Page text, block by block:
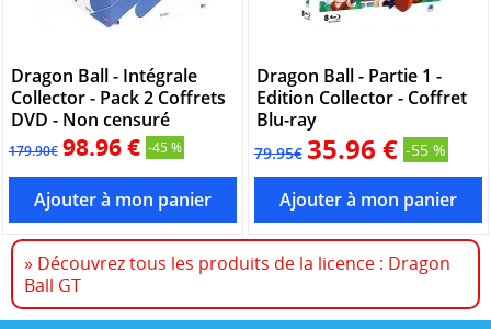
Dragon Ball - Intégrale
Collector - Pack 2 Coffrets
DVD - Non censuré
179.90€ 98.96 € -45 %
Dragon Ball - Partie 1 -
Edition Collector - Coffret
Blu-ray
79.95€ 35.96 € -55 %
» Découvrez tous les produits de la licence : Dragon
Ball GT